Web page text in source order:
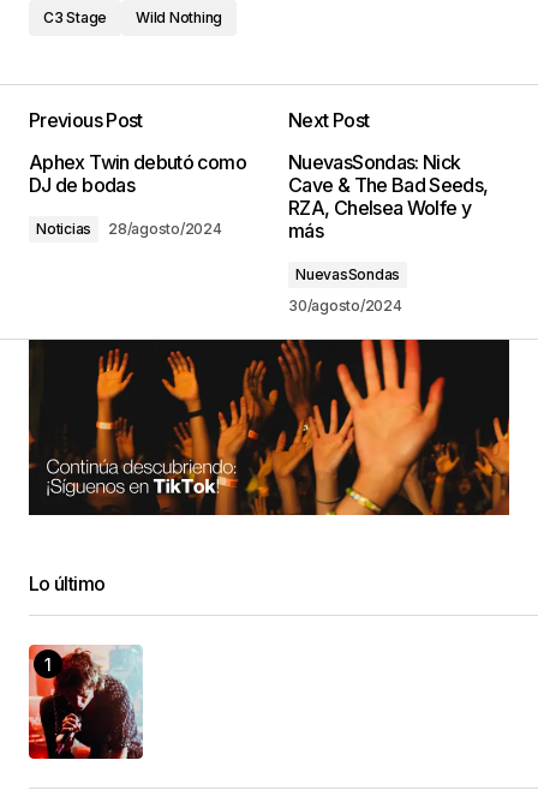
C3 Stage Wild Nothing
Previous Post
Aphex Twin debutó como
DJ de bodas
Noticias 28/agosto/2024
Next Post
NuevasSondas: Nick
Cave & The Bad Seeds,
RZA, Chelsea Wolfe y
más
NuevasSondas
30/agosto/2024
Lo último